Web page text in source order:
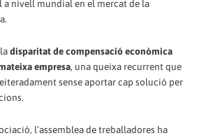
a nivell mundial en el mercat de la
disparitat de compensació econòmica
empresa, una queixa recurrent que
sense aportar cap solució per
l’assemblea de treballadores ha